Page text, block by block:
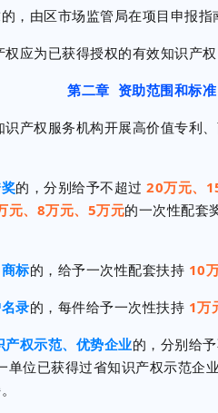
由区市场监管局在项目申报指
为已获得授权的有效知识产权
第二章 资助范围和标准
权服务机构开展高价值专利
的，分别给予不超过 20万元、
元、8万元、5万元的一次性配套
标的，给予一次性配套扶持 10
录的，每件给予一次性扶持 1万
产权示范、优势企业的，分别给
单位已获得过省知识产权示范企